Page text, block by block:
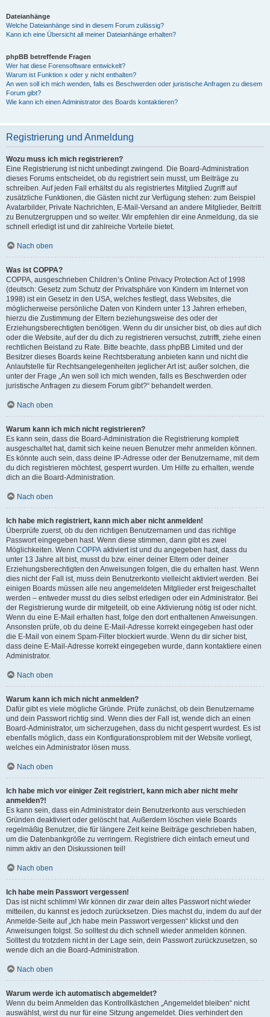
Dateianhänge
Welche Dateianhänge sind in diesem Forum zulässig?
Kann ich eine Übersicht all meiner Dateianhänge erhalten?
phpBB betreffende Fragen
Wer hat diese Forensoftware entwickelt?
Warum ist Funktion x oder y nicht enthalten?
An wen soll ich mich wenden, falls es Beschwerden oder juristische Anfragen zu diesem
Forum gibt?
Wie kann ich einen Administrator des Boards kontaktieren?
Registrierung und Anmeldung
Wozu muss ich mich registrieren?
Eine Registrierung ist nicht unbedingt zwingend. Die Board-Administration
dieses Forums entscheidet, ob du registriert sein musst, um Beiträge zu
schreiben. Auf jeden Fall erhältst du als registriertes Mitglied Zugriff auf
zusätzliche Funktionen, die Gästen nicht zur Verfügung stehen: zum Beispiel
Avatarbilder, Private Nachrichten, E-Mail-Versand an andere Mitglieder, Beitritt
zu Benutzergruppen und so weiter. Wir empfehlen dir eine Anmeldung, da sie
schnell erledigt ist und dir zahlreiche Vorteile bietet.
Nach oben
Was ist COPPA?
COPPA, ausgeschrieben Children’s Online Privacy Protection Act of 1998
(deutsch: Gesetz zum Schutz der Privatsphäre von Kindern im Internet von
1998) ist ein Gesetz in den USA, welches festlegt, dass Websites, die
möglicherweise persönliche Daten von Kindern unter 13 Jahren erheben,
hierzu die Zustimmung der Eltern beziehungsweise des oder der
Erziehungsberechtigten benötigen. Wenn du dir unsicher bist, ob dies auf dich
oder die Website, auf der du dich zu registrieren versuchst, zutrifft, ziehe einen
rechtlichen Beistand zu Rate. Bitte beachte, dass phpBB Limited und der
Besitzer dieses Boards keine Rechtsberatung anbieten kann und nicht die
Anlaufstelle für Rechtsangelegenheiten jeglicher Art ist; außer solchen, die
unter der Frage „An wen soll ich mich wenden, falls es Beschwerden oder
juristische Anfragen zu diesem Forum gibt?“ behandelt werden.
Nach oben
Warum kann ich mich nicht registrieren?
Es kann sein, dass die Board-Administration die Registrierung komplett
ausgeschaltet hat, damit sich keine neuen Benutzer mehr anmelden können.
Es könnte auch sein, dass deine IP-Adresse oder der Benutzername, mit dem
du dich registrieren möchtest, gesperrt wurden. Um Hilfe zu erhalten, wende
dich an die Board-Administration.
Nach oben
Ich habe mich registriert, kann mich aber nicht anmelden!
Überprüfe zuerst, ob du den richtigen Benutzernamen und das richtige
Passwort eingegeben hast. Wenn diese stimmen, dann gibt es zwei
Möglichkeiten. Wenn COPPA aktiviert ist und du angegeben hast, dass du
unter 13 Jahre alt bist, musst du bzw. einer deiner Eltern oder deiner
Erziehungsberechtigten den Anweisungen folgen, die du erhalten hast. Wenn
dies nicht der Fall ist, muss dein Benutzerkonto vielleicht aktiviert werden. Bei
einigen Boards müssen alle neu angemeldeten Mitglieder erst freigeschaltet
werden – entweder musst du dies selbst erledigen oder ein Administrator. Bei
der Registrierung wurde dir mitgeteilt, ob eine Aktivierung nötig ist oder nicht.
Wenn du eine E-Mail erhalten hast, folge den dort enthaltenen Anweisungen.
Ansonsten prüfe, ob du deine E-Mail-Adresse korrekt eingegeben hast oder
die E-Mail von einem Spam-Filter blockiert wurde. Wenn du dir sicher bist,
dass deine E-Mail-Adresse korrekt eingegeben wurde, dann kontaktiere einen
Administrator.
Nach oben
Warum kann ich mich nicht anmelden?
Dafür gibt es viele mögliche Gründe. Prüfe zunächst, ob dein Benutzername
und dein Passwort richtig sind. Wenn dies der Fall ist, wende dich an einen
Board-Administrator, um sicherzugehen, dass du nicht gesperrt wurdest. Es ist
ebenfalls möglich, dass ein Konfigurationsproblem mit der Website vorliegt,
welches ein Administrator lösen muss.
Nach oben
Ich habe mich vor einiger Zeit registriert, kann mich aber nicht mehr
anmelden?!
Es kann sein, dass ein Administrator dein Benutzerkonto aus verschieden
Gründen deaktiviert oder gelöscht hat. Außerdem löschen viele Boards
regelmäßig Benutzer, die für längere Zeit keine Beiträge geschrieben haben,
um die Datenbankgröße zu verringern. Registriere dich einfach erneut und
nimm aktiv an den Diskussionen teil!
Nach oben
Ich habe mein Passwort vergessen!
Das ist nicht schlimm! Wir können dir zwar dein altes Passwort nicht wieder
mitteilen, du kannst es jedoch zurücksetzen. Dies machst du, indem du auf der
Anmelde-Seite auf „Ich habe mein Passwort vergessen“ klickst und den
Anweisungen folgst. So solltest du dich schnell wieder anmelden können.
Solltest du trotzdem nicht in der Lage sein, dein Passwort zurückzusetzen, so
wende dich an die Board-Administration.
Nach oben
Warum werde ich automatisch abgemeldet?
Wenn du beim Anmelden das Kontrollkästchen „Angemeldet bleiben“ nicht
auswählst, wirst du nur für eine Sitzung angemeldet. Dies verhindert den